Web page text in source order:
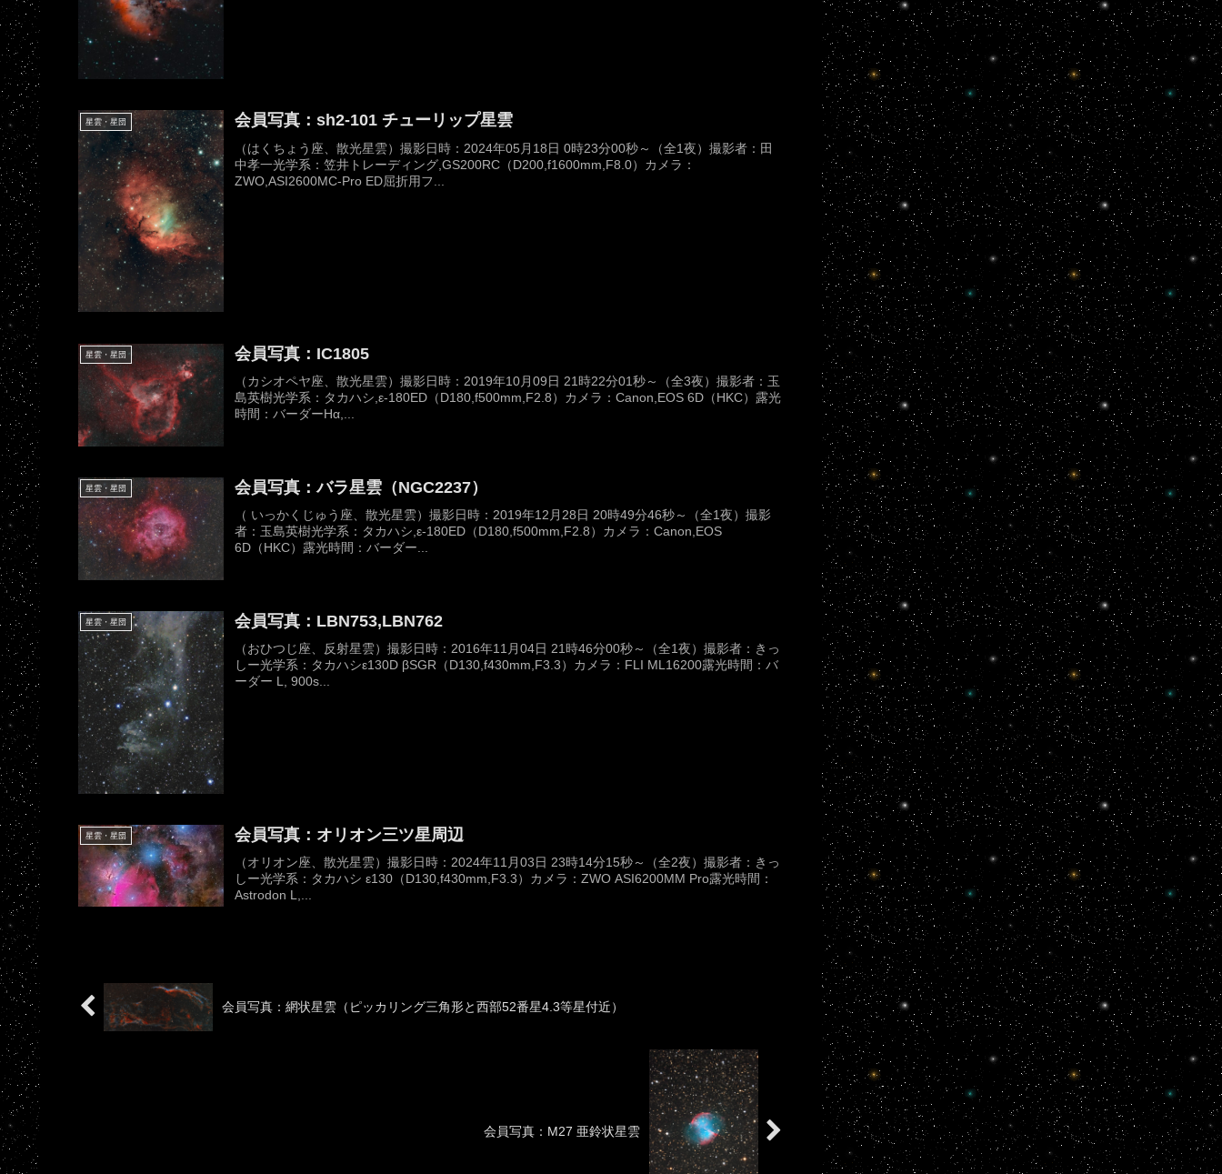
星雲・星団 会員写真：sh2-101 チューリップ星雲
（はくちょう座、散光星雲）撮影日時：2024年05月18日 0時23分00秒～（全1夜）撮影者：田
中孝一光学系：笠井トレーディング,GS200RC（D200,f1600mm,F8.0）カメラ：
ZWO,ASI2600MC-Pro ED屈折用フ...
星雲・星団 会員写真：IC1805
（カシオペヤ座、散光星雲）撮影日時：2019年10月09日 21時22分01秒～（全3夜）撮影者：玉
島英樹光学系：タカハシ,ε-180ED（D180,f500mm,F2.8）カメラ：Canon,EOS 6D（HKC）露光
時間：バーダーHα,...
星雲・星団 会員写真：バラ星雲（NGC2237）
（ いっかくじゅう座、散光星雲）撮影日時：2019年12月28日 20時49分46秒～（全1夜）撮影
者：玉島英樹光学系：タカハシ,ε-180ED（D180,f500mm,F2.8）カメラ：Canon,EOS
6D（HKC）露光時間：バーダー...
星雲・星団 会員写真：LBN753,LBN762
（おひつじ座、反射星雲）撮影日時：2016年11月04日 21時46分00秒～（全1夜）撮影者：きっ
しー光学系：タカハシε130D βSGR（D130,f430mm,F3.3）カメラ：FLI ML16200露光時間：バ
ーダー L, 900s...
星雲・星団 会員写真：オリオン三ツ星周辺
（オリオン座、散光星雲）撮影日時：2024年11月03日 23時14分15秒～（全2夜）撮影者：きっ
しー光学系：タカハシ ε130（D130,f430mm,F3.3）カメラ：ZWO ASI6200MM Pro露光時間：
Astrodon L,...
会員写真：網状星雲（ピッカリング三角形と西部52番星4.3等星付近）
会員写真：M27 亜鈴状星雲